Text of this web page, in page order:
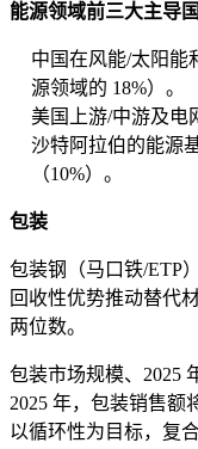
能源领域前三大主导
中国在风能/太阳能
源领域的 18%）。
美国上游/中游及电
沙特阿拉伯的能源
（10%）。
包装
包装钢（马口铁/ETP
回收性优势推动替代
两位数。
包装市场规模、2025
2025 年，包装销售额
以循环性为目标，复